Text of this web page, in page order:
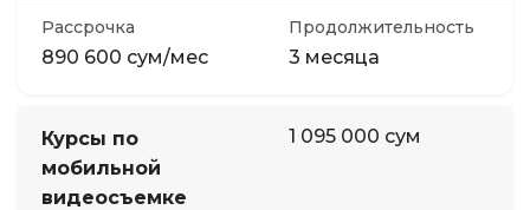
Рассрочка
890 600 сум/мес
Продолжительность
3 месяца
Курсы по
мобильной
видеосъемке
1 095 000 сум